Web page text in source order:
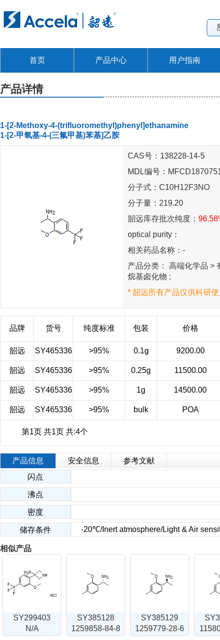
首页 产品中心 用户指南
产品详情
1-[2-Methoxy-4-(trifluoromethyl)phenyl]ethanamine
1-[2-甲氧基-4-(三氟甲基)苯基]乙胺
CAS号：138228-14-5
MDL编号：
分子式：C10H12F3NO
分子量：219.20
韶远库存批次纯度：
optical purity：
相关药品名称：-
产品分类： 高端化学品 >
烷基卤化物 ;
* 韶远所有产品仅供科研
品牌 货号 纯度标准 包装 价格
韶远 SY465336 >95% 0.1g 9200.00
韶远 SY465336 >95% 0.25g 11500.00
韶远 SY465336 >95% 1g 14500.00
韶远 SY465336 >95% bulk POA
第1页 共1页 共:4个
产品信息 安全信息
参考文献
闪点
沸点
密度
储存条件 -20℃/Inert atmosphere/Light & Air
相似产品
SY299403
N/A
SY385128
1259858-84-8
SY385129
1259779-28-6